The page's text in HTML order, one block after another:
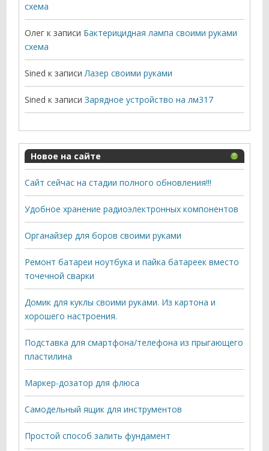
схема
Олег к записи Бактерицидная лампа своими руками
схема
Sined к записиЛазер своими руками
Sined к записиЗарядное устройство на лм317
Новое на сайте
Сайт сейчас на стадии полного обновления!!!
Удобное хранение радиоэлектронных компонентов
Органайзер для боров своими руками
Ремонт батареи ноутбука и пайка батареек вместо
точечной сварки
Домик для куклы своими руками. Из картона и
хорошего настроения.
Подставка для смартфона/телефона из прыгающего
пластилина
Маркер-дозатор для флюса
Самодельный ящик для инструментов
Простой способ залить фундамент